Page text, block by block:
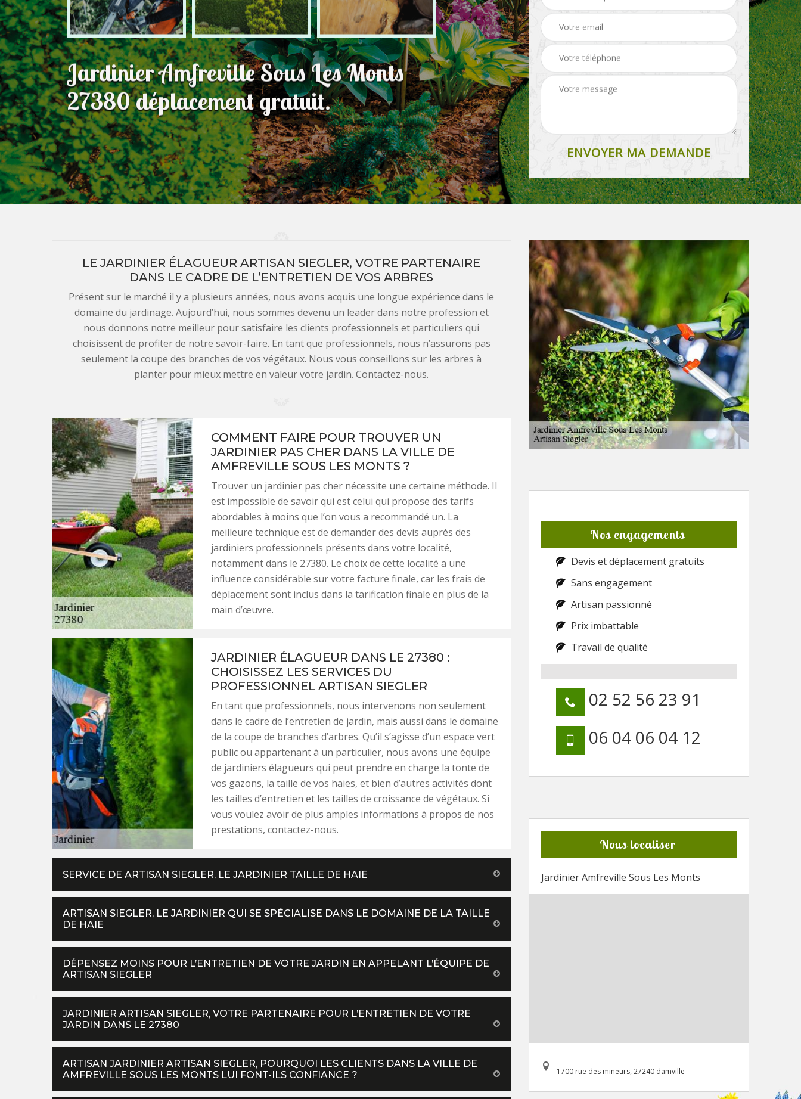
Jardinier Amfreville Sous Les Monts
27380 déplacement gratuit.
LE JARDINIER ÉLAGUEUR ARTISAN SIEGLER, VOTRE PARTENAIRE
DANS LE CADRE DE L’ENTRETIEN DE VOS ARBRES
Présent sur le marché il y a plusieurs années, nous avons acquis une longue expérience dans le
domaine du jardinage. Aujourd’hui, nous sommes devenu un leader dans notre profession et
nous donnons notre meilleur pour satisfaire les clients professionnels et particuliers qui
choisissent de profiter de notre savoir-faire. En tant que professionnels, nous n’assurons pas
seulement la coupe des branches de vos végétaux. Nous vous conseillons sur les arbres à
planter pour mieux mettre en valeur votre jardin. Contactez-nous.
COMMENT FAIRE POUR TROUVER UN
JARDINIER PAS CHER DANS LA VILLE DE
AMFREVILLE SOUS LES MONTS ?
Trouver un jardinier pas cher nécessite une certaine méthode. Il
est impossible de savoir qui est celui qui propose des tarifs
abordables à moins que l’on vous a recommandé un. La
meilleure technique est de demander des devis auprès des
jardiniers professionnels présents dans votre localité,
notamment dans le 27380. Le choix de cette localité a une
influence considérable sur votre facture finale, car les frais de
déplacement sont inclus dans la tarification finale en plus de la
main d’œuvre.
JARDINIER ÉLAGUEUR DANS LE 27380 :
CHOISISSEZ LES SERVICES DU
PROFESSIONNEL ARTISAN SIEGLER
En tant que professionnels, nous intervenons non seulement
dans le cadre de l’entretien de jardin, mais aussi dans le domaine
de la coupe de branches d’arbres. Qu’il s’agisse d’un espace vert
public ou appartenant à un particulier, nous avons une équipe
de jardiniers élagueurs qui peut prendre en charge la tonte de
vos gazons, la taille de vos haies, et bien d’autres activités dont
les tailles d’entretien et les tailles de croissance de végétaux. Si
vous voulez avoir de plus amples informations à propos de nos
prestations, contactez-nous.
SERVICE DE ARTISAN SIEGLER, LE JARDINIER TAILLE DE HAIE
ARTISAN SIEGLER, LE JARDINIER QUI SE SPÉCIALISE DANS LE DOMAINE DE LA TAILLE
DE HAIE
DÉPENSEZ MOINS POUR L’ENTRETIEN DE VOTRE JARDIN EN APPELANT L’ÉQUIPE DE
ARTISAN SIEGLER
JARDINIER ARTISAN SIEGLER, VOTRE PARTENAIRE POUR L’ENTRETIEN DE VOTRE
JARDIN DANS LE 27380
ARTISAN JARDINIER ARTISAN SIEGLER, POURQUOI LES CLIENTS DANS LA VILLE DE
AMFREVILLE SOUS LES MONTS LUI FONT-ILS CONFIANCE ?
Nos engagements
Devis et déplacement gratuits
Sans engagement
Artisan passionné
Prix imbattable
Travail de qualité
02 52 56 23 91
06 04 06 04 12
Nous localiser
Jardinier Amfreville Sous Les Monts
1700 rue des mineurs, 27240 damville